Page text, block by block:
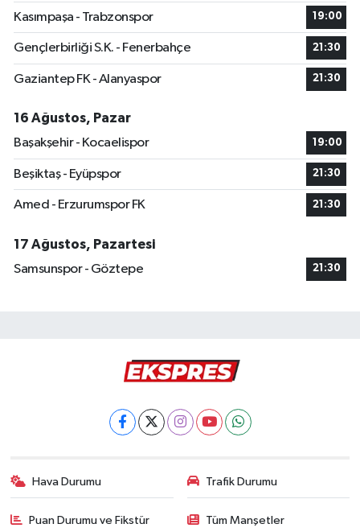
Kasımpaşa - Trabzonspor 19:00
Gençlerbirliği S.K. - Fenerbahçe 21:30
Gaziantep FK - Alanyaspor 21:30
16 Ağustos, Pazar
Başakşehir - Kocaelispor
19:00
Beşiktaş - Eyüpspor 21:30
Amed - Erzurumspor FK 21:30
17 Ağustos, Pazartesi
Samsunspor - Göztepe
21:30
Hava Durumu Trafik Durumu
Puan Durumu ve Fikstür Tüm Manşetler